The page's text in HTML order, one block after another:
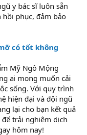
y bác sĩ luôn sẵn
phục, đảm bảo
có tốt không
Mỹ Ngô Mộng
ai mong muốn cải
sống. Với quy trình
hiện đại và đội ngũ
lại cho bạn kết quả
trải nghiệm dịch
hôm nay!